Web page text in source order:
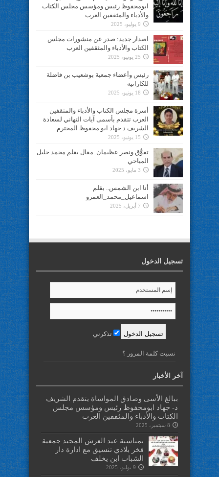
ابومحفوظ رئيس ومؤسس مجلس الكتاب
والأدباء والمثقفين العرب
9 يوليو، 2025
اصدار جديد: صدر عن منشورات مجلس
الكتاب والأدباء والمثقفين العرب
25 يونيو، 2025
رئيس وأعضاء جمعية بوشعيب بن فاضلة
للكاراتيه
18 يونيو، 2025
أسرة مجلس الكتاب والأدباء والمثقفين
العرب تتقدم بأسمى آيات التهاني لسعادة
الشريف د.جهاد ابو محفوظ المحترم
15 يونيو، 2025
تفوُّق ونصر عظيمان..مقال بقلم محمد خليل
المياحي
3 مايو، 2025
أنا ابن الشمس.. بقلم
اسماعيل_محمد_العمرو
7 أبريل، 2025
تسجيل الدخول
تذكرني
نسيت كلمة المرور ؟
آخر الأخبار
ببالغ الأسى وصادق المواساة يتقدم الشريف
د- جهاد ابومحفوظ رئيس ومؤسس مجلس
الكتاب والأدباء والمثقفين العرب
8 سبتمبر، 2025
بمناسبة عيد العرش المجيد جمعية
فخر بلادي تنسيق مع ادارة دار
الشباب ابن يخلف
9 يوليو، 2025